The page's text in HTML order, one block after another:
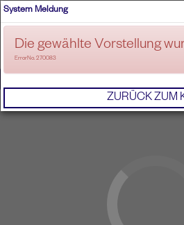
System Meldung
Die gewählte Vorstellung
ErrorNo. 270083
ZURÜCK ZUM